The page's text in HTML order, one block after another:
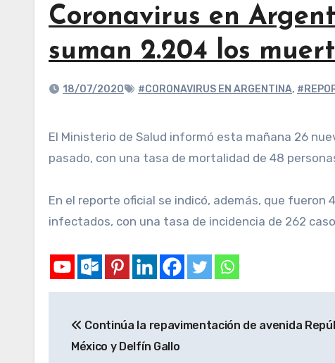
Coronavirus en
suman 2.204 los
18/07/2020 #CORONAVIRUS EN ARGENTINA,
El Ministerio de Salud informó esta mañana 26 nuevos fallecimientos por coronavirus en el país, lo que elevó a 2.204 la cifra de muertos desde marzo
pasado, con una tasa de mortalidad de 48
En el reporte oficial se indicó, además, que fueron
infectados, con una tasa de incidencia de 262
Continúa la repavimentación de avenida
México y Delfín Gallo